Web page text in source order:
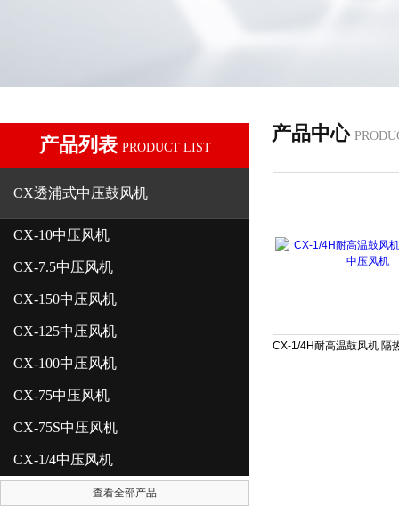
产品列表 PRODUCT LIST
CX透浦式中压鼓风机
CX-10中压风机
CX-7.5中压风机
CX-150中压风机
CX-125中压风机
CX-100中压风机
CX-75中压风机
CX-75S中压风机
CX-1/4中压风机
查看全部产品
产品中心